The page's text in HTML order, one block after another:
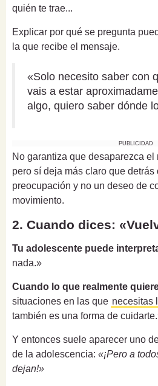
quién te trae...
Explicar por qué se pregunta
la que recibe el mensaje.
«Solo necesito saber con
vais a estar
algo, quiero saber dónde
PUBLICIDAD
No garantiza que desaparezca
pero sí deja más claro que
preocupación y no un deseo de
movimiento.
2. Cuando dices:
Tu adolescente puede
nada.»
Cuando lo que realmente
situaciones en las que necesitas
también es una forma de
Y entonces suele aparecer uno
de la adolescencia: «¡Pero a
dejan!»